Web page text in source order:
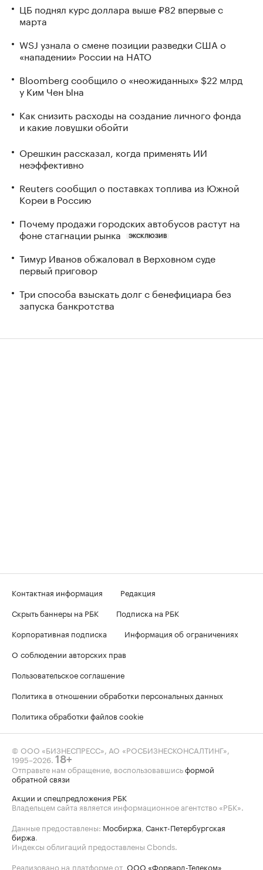
ЦБ поднял курс доллара выше ₽82 впервые с
марта
WSJ узнала о смене позиции разведки США о
«нападении» России на НАТО
Bloomberg сообщило о «неожиданных» $22 млрд
у Ким Чен Ына
Как снизить расходы на создание личного фонда
и какие ловушки обойти
Орешкин рассказал, когда применять ИИ
неэффективно
Reuters сообщил о поставках топлива из Южной
Кореи в Россию
Почему продажи городских автобусов растут на
фоне стагнации рынка
ЭКСКЛЮЗИВ
Тимур Иванов обжаловал в Верховном суде
первый приговор
Три способа взыскать долг с бенефициара без
запуска банкротства
Контактная информация
Редакция
Скрыть баннеры на РБК
Подписка на РБК
Корпоративная подписка
Информация об ограничениях
О соблюдении авторских прав
Пользовательское соглашение
Политика в отношении обработки персональных данных
Политика обработки файлов cookie
© ООО «БИЗНЕСПРЕСС», АО «РОСБИЗНЕСКОНСАЛТИНГ»,
1995–2026. 18+
Отправьте нам обращение, воспользовавшисьформой
обратной связи
Акции и спецпредложения РБК
Владельцем сайта является информационное агентство «РБК».
Данные предоставлены: Мосбиржа, Санкт-Петербургская
биржа.
Индексы облигаций предоставлены Cbonds.
Реализовано на платформе от ООО «Форвард-Телеком»